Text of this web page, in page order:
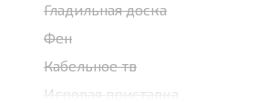
Гладильная доска
Фен
Кабельное тв
Игровая приставка